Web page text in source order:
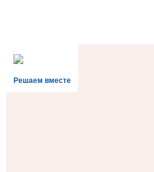
Решаем вместе